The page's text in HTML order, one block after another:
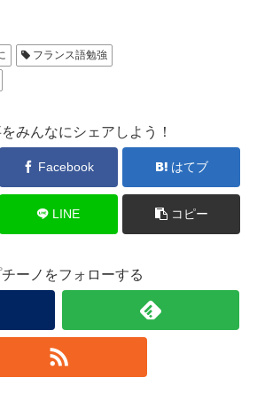
フランス語勉強
みんなにシェアしよう！
Facebook はてブ
LINE コピー
チーノをフォローする